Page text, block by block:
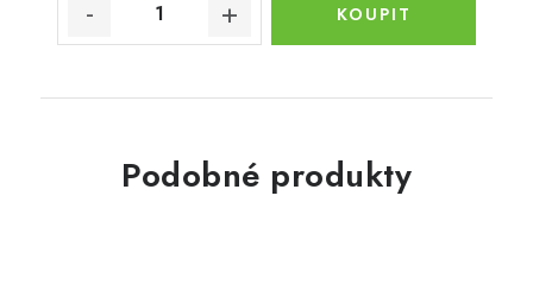
Podobné produkty